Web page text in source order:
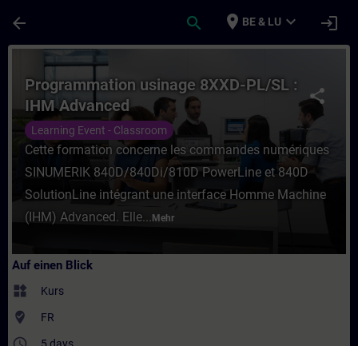
arrow_back search place BE & LU expand_more login
Kurs - Programmation usinage 8XXD-
share
Programmation usinage 8XXD-PL/SL :
IHM Advanced
Learning Event - Classroom
Cette formation concerne les commandes numériques
SINUMERIK 840D/840Di/810D PowerLine et 840D
SolutionLine intégrant une interface Homme Machine
(IHM) Advanced. Elle... Mehr
Auf einen Blick
widgets Kurs
where_to_vote FR